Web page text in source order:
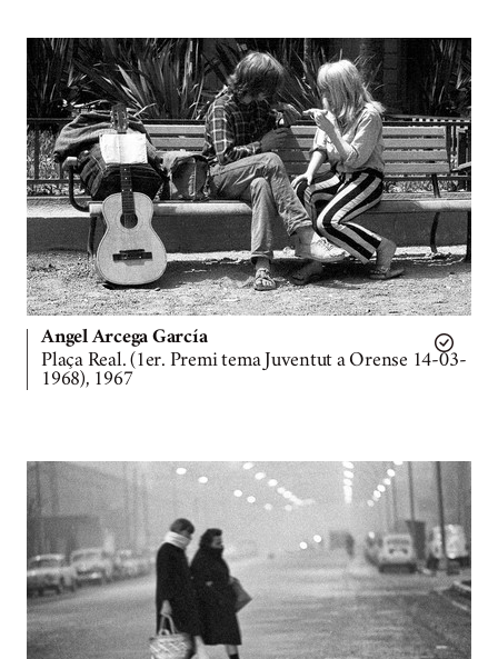
Angel Arcega García
Plaça Real. (1er. Premi tema Juventut a Orense 14-03-
1968), 1967